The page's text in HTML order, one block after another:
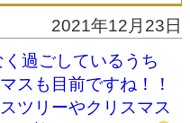
2021年12月23日
過ごしているうち
スも目前ですね！！
ツリーやクリスマス